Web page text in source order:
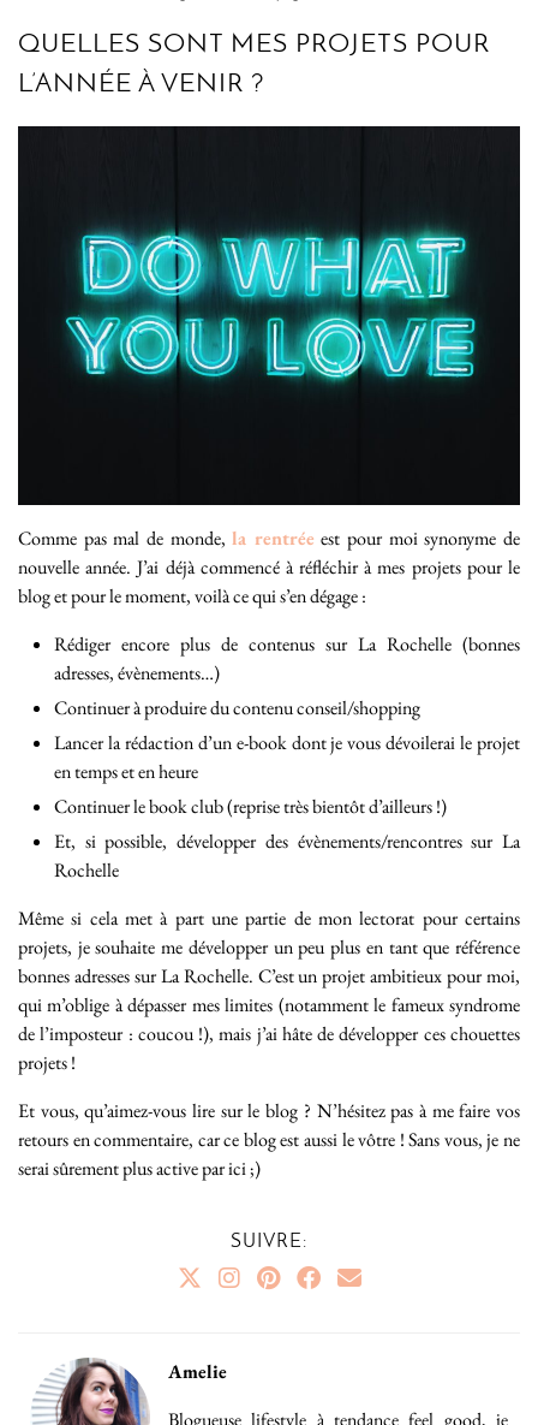
QUELLES SONT MES PROJETS POUR
L’ANNÉE À VENIR ?
Comme pas mal de monde,la rentrée est pour moi synonyme de
nouvelle année. J’ai déjà commencé à réfléchir à mes projets pour le
blog et pour le moment, voilà ce qui s’en dégage :
Rédiger encore plus de contenus sur La Rochelle (bonnes
adresses, évènements…)
Continuer à produire du contenu conseil/shopping
Lancer la rédaction d’un e-book dont je vous dévoilerai le projet
en temps et en heure
Continuer le book club (reprise très bientôt d’ailleurs !)
Et, si possible, développer des évènements/rencontres sur La
Rochelle
Même si cela met à part une partie de mon lectorat pour certains
projets, je souhaite me développer un peu plus en tant que référence
bonnes adresses sur La Rochelle. C’est un projet ambitieux pour moi,
qui m’oblige à dépasser mes limites (notamment le fameux syndrome
de l’imposteur : coucou !), mais j’ai hâte de développer ces chouettes
projets !
Et vous, qu’aimez-vous lire sur le blog ? N’hésitez pas à me faire vos
retours en commentaire, car ce blog est aussi le vôtre ! Sans vous, je ne
serai sûrement plus active par ici ;)
SUIVRE:
Amelie
Blogueuse lifestyle à tendance feel good, je